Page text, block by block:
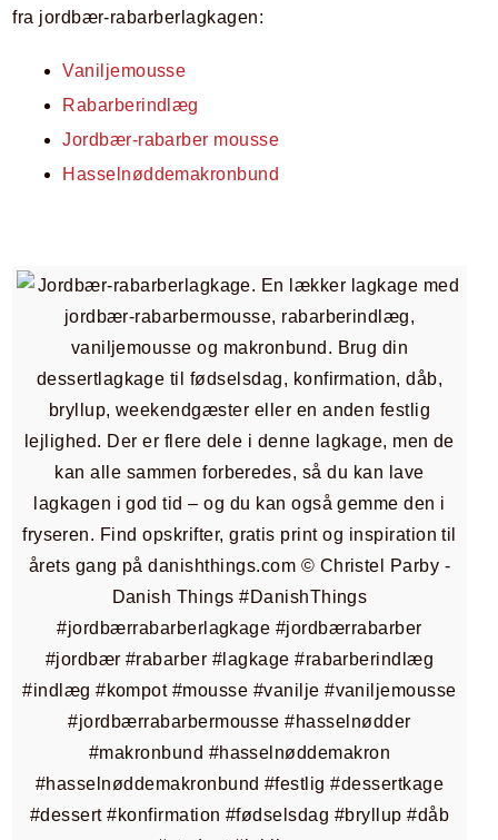
fra jordbær-rabarberlagkagen:
Vaniljemousse
Rabarberindlæg
Jordbær-rabarber mousse
Hasselnøddemakronbund